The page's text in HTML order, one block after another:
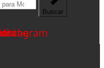
Buscar